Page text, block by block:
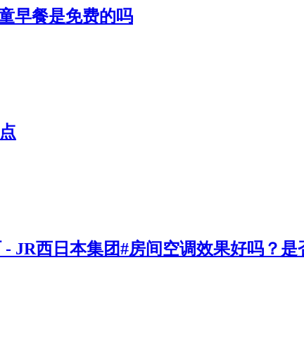
早餐是免费的吗
JR西日本集团#房间空调效果好吗？是